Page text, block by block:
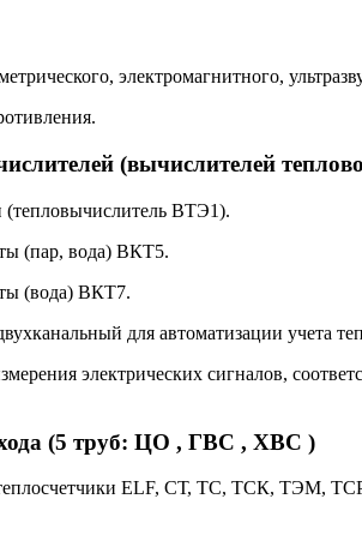
электромагнитного,
(вычислителей
(тепловычислитель ВТЭ1).
(пар, вода) ВКТ5.
(вода) ВКТ7.
для автоматизации учета
электрических сигналов,
(5 труб: ЦО , ГВС , ХВС )
ELF, СТ, ТС, ТСК, ТЭМ,